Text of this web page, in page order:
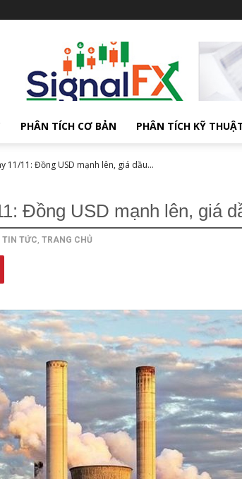
PHÂN TÍCH CƠ BẢN PHÂN TÍCH KỸ
11/11: Đồng USD mạnh lên, giá dầu...
Đồng USD mạnh lên, giá
TIN TỨC, TRANG CHỦ